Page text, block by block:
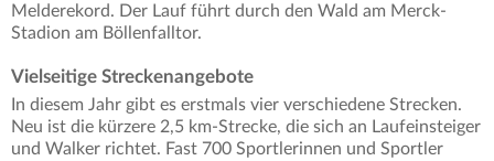
Melderekord. Der Lauf führt durch den Wald am Merck-
Stadion am Böllenfalltor.
Vielseitige Streckenangebote
In diesem Jahr gibt es erstmals vier verschiedene Strecken.
Neu ist die kürzere 2,5 km-Strecke, die sich an Laufeinsteiger
und Walker richtet. Fast 700 Sportlerinnen und Sportler